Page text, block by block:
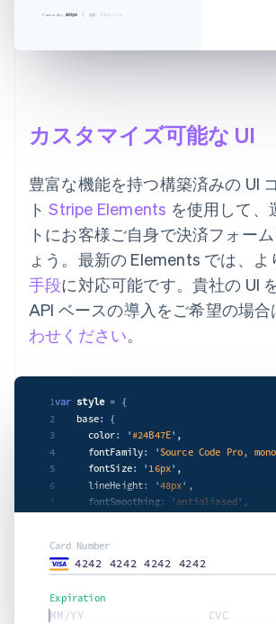
Powered by 規約 プライバシー
カスタマイズ可能な UI
豊富な機能を持つ構築済みの UI
トStripe Elements を使用して、
トにお客様ご自身で決済フォー
ょう。最新の Elements では、よ
手段に対応可能です。貴社の UI
API ベースの導入をご希望の場合
わせください。
1
2
3
4
5
6
7
var style = {
    base
: {
      color
: ' #24B47E' ,
      fontFamily
: ' Source Code Pro,
      fontSize
: ' 16px' ,
      lineHeight
: '48px' ,
      fontSmoothing
: ' antialiased' ,
      },
    },
      color
Card Number
4242 4242 4242 4242
Expiration
MM/YY CVC